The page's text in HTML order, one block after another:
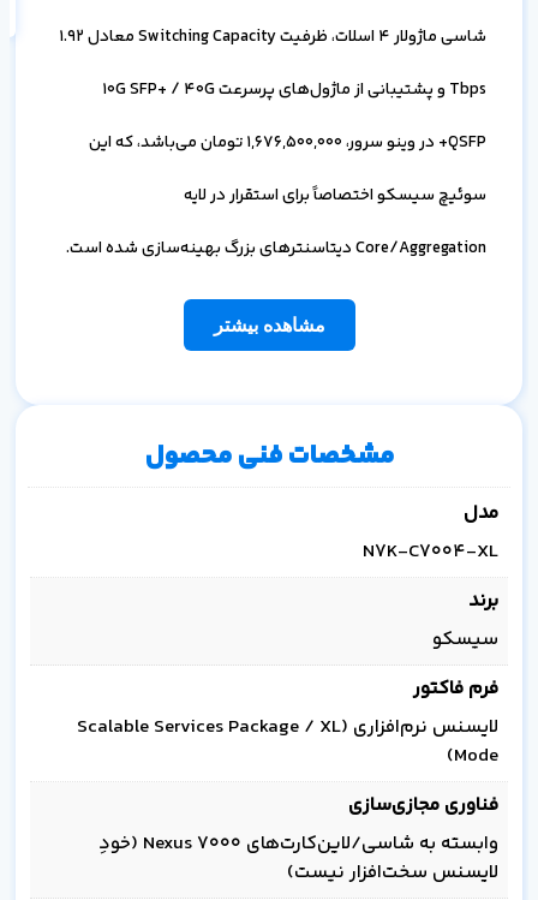
شاسی ماژولار 4 اسلات، ظرفیت Switching Capacity معادل 1.92
Tbps و پشتیبانی از ماژول‌های پرسرعت 10G SFP+ / 40G
QSFP+ در وینو سرور،
1,676,500,000تومان می‌باشد، که این
سوئیچ سیسکو اختصاصاً برای استقرار در لایه
Core/Aggregation دیتاسنترهای بزرگ بهینه‌سازی شده است.
مشاهده بیشتر
مشخصات فنی محصول
مدل
N7K-C7004-XL
برند
سیسکو
فرم فاکتور
لایسنس نرم‌افزاری (Scalable Services Package / XL
Mode)
فناوری مجازی‌سازی
وابسته به شاسی/لاین‌کارت‌های Nexus 7000 (خودِ
لایسنس سخت‌افزار نیست)